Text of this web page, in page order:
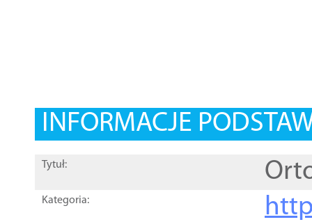
INFORMACJE
Tytuł:
Kategoria: